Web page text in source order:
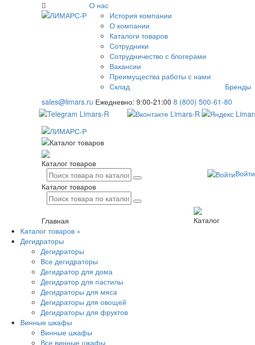
О нас
История компании
О компании
Каталоги товаров
Сотрудники
Сотрудничество с блогерами
Вакансии
Преимущества работы с нами
Склад
Бренды
sales@limars.ru Ежедневно: 9:00-21:00 8 (800) 500-61-80
Каталог товаров
Войти
Каталог товаров
Главная Каталог
Каталог товаров ×
Дегидраторы
Дегидраторы
Все дегидраторы
Дегидратор для дома
Дегидратор для пастилы
Дегидраторы для мяса
Дегидраторы для овощей
Дегидраторы для фруктов
Винные шкафы
Винные шкафы
Все винные шкафы